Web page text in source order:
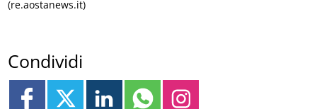
(re.aostanews.it)
Condividi